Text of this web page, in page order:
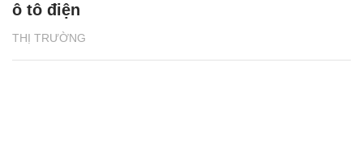
THỊ TRƯỜNG
ô tô điện